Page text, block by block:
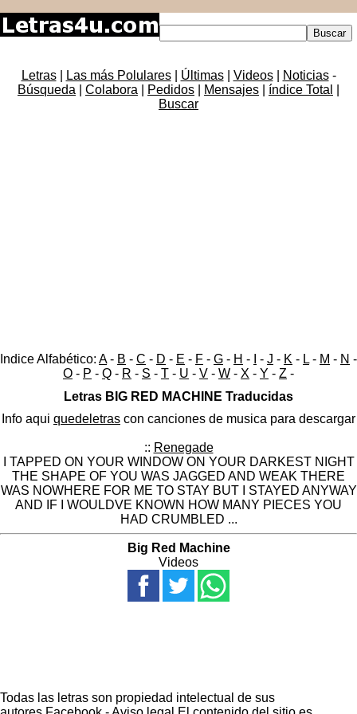
Letras| Las más Polulares| Últimas| Videos| Noticias-
Búsqueda
Colabora Pedidos Mensajes índice Total
Buscar
Indice Alfabético: A- B - C - D - E - F - G - H - - J - K - L - M - N -
O - P - Q - R - S - T - U - V - W - X - Y - Z -
Letras BIG RED MACHINE Traducidas
Info aqui quedeletras con canciones de musica para descargar
:: Renegade
I TAPPED ON YOUR WINDOW ON YOUR DARKEST NIGHT
THE SHAPE OF YOU WAS JAGGED AND WEAK THERE
WAS NOWHERE FOR ME TO STAY BUT I STAYED ANYWAY
AND IF I WOULDVE KNOWN HOW MANY PIECES YOU
HAD CRUMBLED ...
Big Red Machine
Videos
Todas las letras son propiedad intelectual de sus